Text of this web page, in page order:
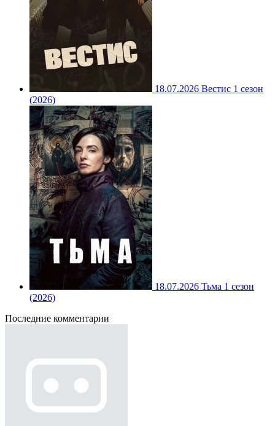
18.07.2026 Вестис 1 сезон
(2026)
18.07.2026 Тьма 1 сезон
(2026)
Последние комментарии